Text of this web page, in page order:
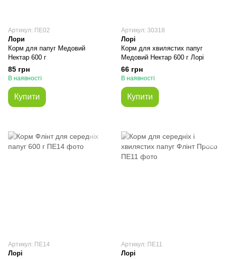
Артикул: ПЕ02
Лори
Корм для папуг Медовий
Нектар 600 г
85 грн
В наявності
Купити
Артикул: 30318
Лорі
Корм для хвилястих папуг
Медовий Нектар 600 г Лорі
66 грн
В наявності
Купити
Артикул: ПЕ14
Лорі
Артикул: ПЕ11
Лорі